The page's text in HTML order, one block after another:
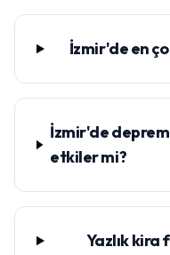
İzmir'de en
İzmir'de
etkiler mi?
Yazlık kira